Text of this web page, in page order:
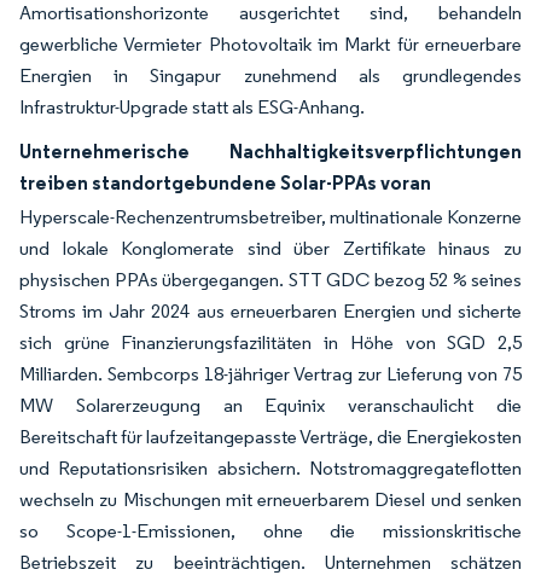
Amortisationshorizonte ausgerichtet sind, behandeln
gewerbliche Vermieter Photovoltaik im Markt für erneuerbare
Energien in Singapur zunehmend als grundlegendes
Infrastruktur-Upgrade statt als ESG-Anhang.
Unternehmerische Nachhaltigkeitsverpflichtungen
treiben standortgebundene Solar-PPAs voran
Hyperscale-Rechenzentrumsbetreiber, multinationale Konzerne
und lokale Konglomerate sind über Zertifikate hinaus zu
physischen PPAs übergegangen. STT GDC bezog 52 % seines
Stroms im Jahr 2024 aus erneuerbaren Energien und sicherte
sich grüne Finanzierungsfazilitäten in Höhe von SGD 2,5
Milliarden. Sembcorps 18-jähriger Vertrag zur Lieferung von 75
MW Solarerzeugung an Equinix veranschaulicht die
Bereitschaft für laufzeitangepasste Verträge, die Energiekosten
und Reputationsrisiken absichern. Notstromaggregateflotten
wechseln zu Mischungen mit erneuerbarem Diesel und senken
so Scope-1-Emissionen, ohne die missionskritische
Betriebszeit zu beeinträchtigen. Unternehmen schätzen